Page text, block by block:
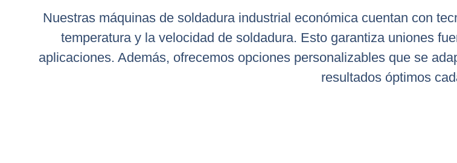
Nuestras máquinas de soldadura industrial económica cuentan con
temperatura y la velocidad de soldadura. Esto garantiza uniones
aplicaciones. Además, ofrecemos opciones personalizables que se
resultados óptimos